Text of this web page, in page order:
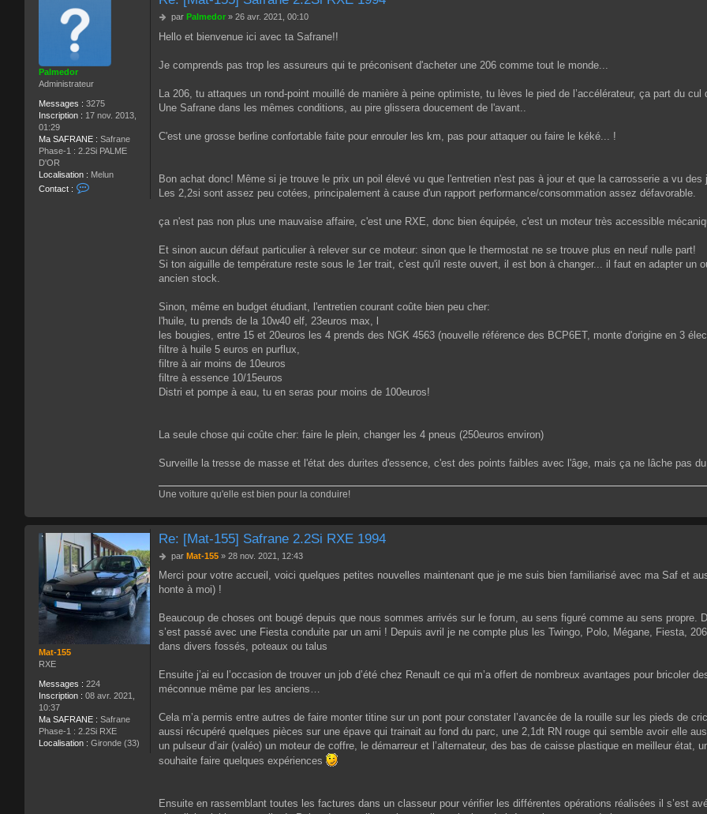
Palmedor
Administrateur
Messages : 3275
Inscription : 17 nov. 2013,
01:29
Ma SAFRANE : Safrane
Phase-1 : 2.2Si PALME
D'OR
Localisation : Melun
Contact :
M
s
a
par Palmedor» 26 avr. 2021, 00:10
Hello et bienvenue ici avec ta Safrane!!
Je comprends pas trop les assureurs qui te préconisent d'acheter une 206 comme tout le monde...
La 206, tu attaques un rond-point mouillé de manière à peine optimiste, tu lèves le pied de l’accélérateur, ça part du cul
Une Safrane dans les mêmes conditions, au pire glissera doucement de l'avant..
C'est une grosse berline confortable faite pour enrouler les km, pas pour attaquer ou faire le kéké... !
Bon achat donc! Même si je trouve le prix un poil élevé vu que l'entretien n'est pas à jour et que la carrosserie a vu des
Les 2,2si sont assez peu cotées, principalement à cause d'un rapport performance/consommation assez défavorable.
ça n'est pas non plus une mauvaise affaire, c'est une RXE, donc bien équipée, c'est un moteur très accessible
Et sinon aucun défaut particulier à relever sur ce moteur: sinon que le thermostat ne se trouve plus en neuf nulle part!
Si ton aiguille de température reste sous le 1er trait, c'est qu'il reste ouvert, il est bon à changer... il faut en adapter un
ancien stock.
Sinon, même en budget étudiant, l'entretien courant coûte bien peu cher:
l'huile, tu prends de la 10w40 elf, 23euros max, l
les bougies, entre 15 et 20euros les 4 prends des NGK 4563 (nouvelle référence des BCP6ET, monte d'origine en 3
filtre à huile 5 euros en purflux,
filtre à air moins de 10euros
filtre à essence 10/15euros
Distri et pompe à eau, tu en seras pour moins de 100euros!
La seule chose qui coûte cher: faire le plein, changer les 4 pneus (250euros environ)
Surveille la tresse de masse et l'état des durites d'essence, c'est des points faibles avec l'âge, mais ça ne lâche pas
Une voiture qu'elle est bien pour la conduire!
Mat-155
RXE
Messages : 224
Inscription : 08 avr. 2021,
10:37
Ma SAFRANE : Safrane
Phase-1 : 2.2Si RXE
Localisation : Gironde (33)
Re: [Mat-155] Safrane 2.2Si RXE 1994
M
s
s
g
par Mat-155» 28 nov. 2021, 12:43
Merci pour votre accueil, voici quelques petites nouvelles maintenant que je me suis bien familiarisé avec ma Saf et
honte à moi) !
Beaucoup de choses ont bougé depuis que nous sommes arrivés sur le forum, au sens figuré comme au sens
s’est passé avec une Fiesta conduite par un ami ! Depuis avril je ne compte plus les Twingo, Polo, Mégane, Fiesta,
dans divers fossés, poteaux ou talus
Ensuite j’ai eu l’occasion de trouver un job d’été chez Renault ce qui m’a offert de nombreux avantages pour bricoler
méconnue même par les anciens…
Cela m’a permis entre autres de faire monter titine sur un pont pour constater l’avancée de la rouille sur les pieds de
aussi récupéré quelques pièces sur une épave qui trainait au fond du parc, une 2,1dt RN rouge qui semble avoir elle
un pulseur d’air (valéo) un moteur de coffre, le démarreur et l’alternateur, des bas de caisse plastique en meilleur
souhaite faire quelques expériences
Ensuite en rassemblant toutes les factures dans un classeur pour vérifier les différentes opérations réalisées il s’est